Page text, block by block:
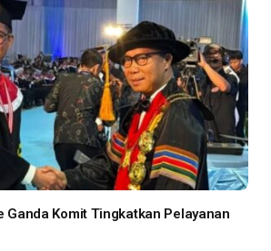
Ganda Komit Tingkatkan Pelayanan